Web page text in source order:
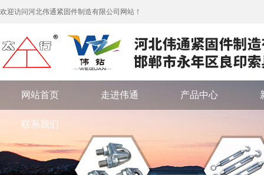
欢迎访问河北伟通紧固件制造有限公司网站！
网站首页 走进伟通 产品中心
联系我们